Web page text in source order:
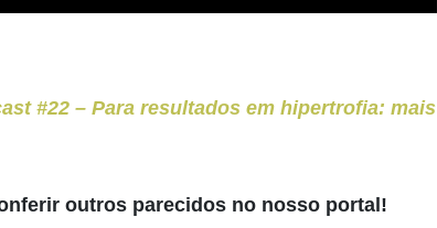
#22 – Para resultados em hipertrofia: mais
outros parecidos no nosso portal!